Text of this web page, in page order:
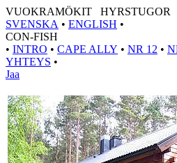
VUOKRAMÖKIT HYRSTUGOR
SVENSKA • ENGLISH •
CON-FISH
• INTRO • CAPE ALLY • NR 12 •
YHTEYS •
Jaa